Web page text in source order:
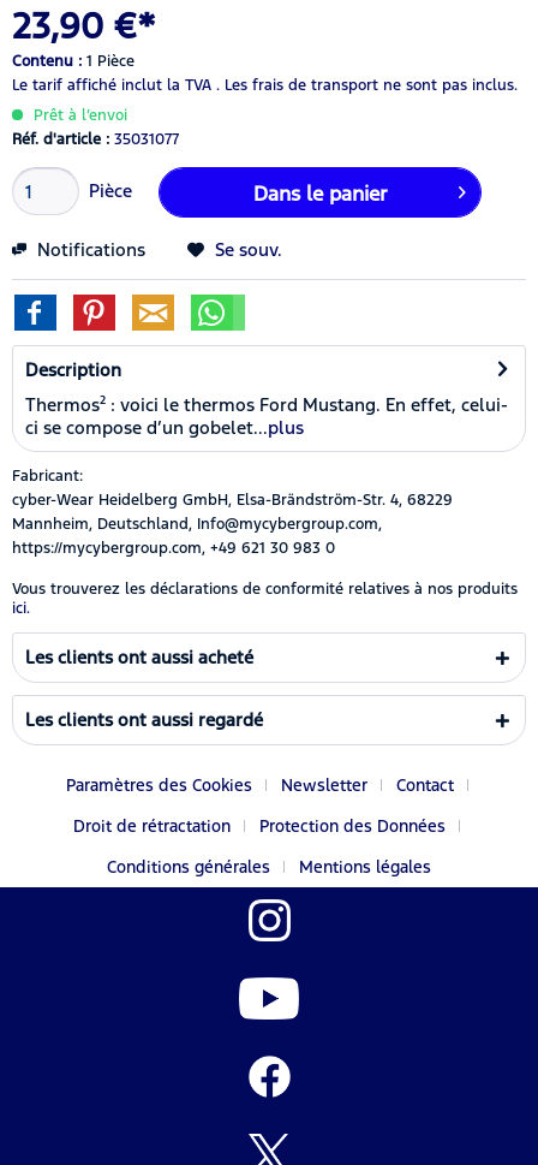
23,90 €*
Contenu : 1 Pièce
Le tarif affiché inclut la TVA . Les frais de transport ne sont pas inclus.
Prêt à l’envoi
Réf. d'article : 35031077
Pièce Dans le panier
Notifications Se souv.
Description
Thermos² : voici le thermos Ford Mustang. En effet, celui-
ci se compose d’un gobelet...plus
Fabricant:
cyber-Wear Heidelberg GmbH, Elsa-Brändström-Str. 4, 68229
Mannheim, Deutschland, Info@mycybergroup.com,
https://mycybergroup.com, +49 621 30 983 0
Vous trouverez les déclarations de conformité relatives à nos produits
ici.
Les clients ont aussi acheté
Les clients ont aussi regardé
Paramètres des Cookies Newsletter
Contact
Droit de rétractation
Protection des Données
Conditions générales
Mentions légales